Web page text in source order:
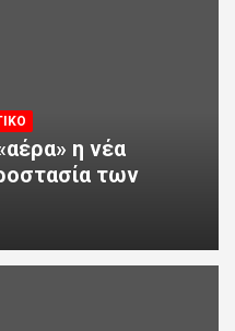
η νέα
των